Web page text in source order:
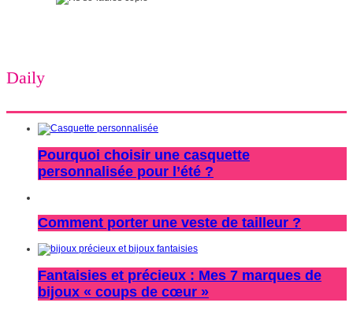
Daily
Pourquoi choisir une casquette
personnalisée pour l’été ?
Comment porter une veste de tailleur ?
Fantaisies et précieux : Mes 7 marques de
bijoux « coups de cœur »